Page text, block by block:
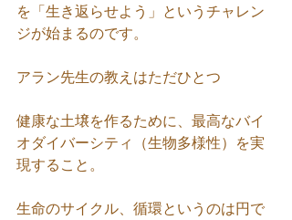
を「生き返らせよう」というチャレン
ジが始まるのです。
アラン先生の教えはただひとつ
健康な土壌を作るために、最高なバイ
オダイバーシティ（生物多様性）を実
現すること。
生命のサイクル、循環というのは円で